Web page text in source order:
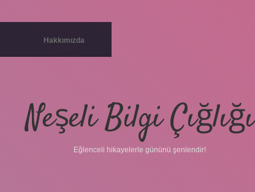
Hakkımızda
Neşeli Bilgi Çığlığı
Eğlenceli hikayelerle gününü şenlendir!